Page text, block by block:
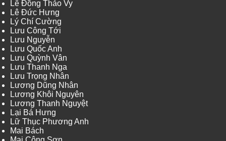
Lê Đồng Thảo Vy
Lê Đức Hưng
Lý Chí Cường
Lưu Công Tới
Lưu Nguyễn
Lưu Quốc Anh
Lưu Quỳnh Vân
Lưu Thanh Nga
Lưu Trọng Nhân
Lương Dũng Nhân
Lương Khôi Nguyên
Lương Thanh Nguyệt
Lại Bá Hưng
Lữ Thục Phương Anh
Mai Bách